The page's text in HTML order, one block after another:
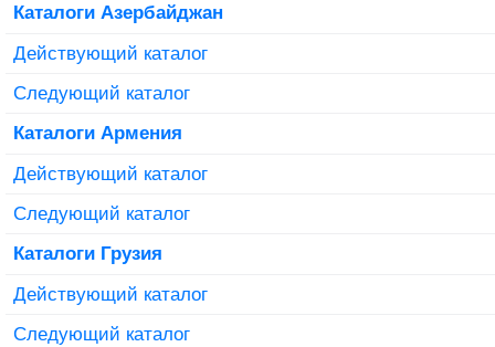
Каталоги Азербайджан
Действующий каталог
Следующий каталог
Каталоги Армения
Действующий каталог
Следующий каталог
Каталоги Грузия
Действующий каталог
Следующий каталог